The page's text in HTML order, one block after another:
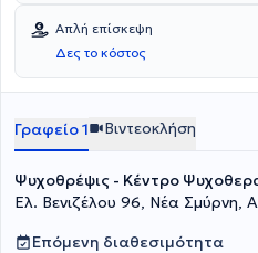
Απλή επίσκεψη
Δες το κόστος
Γραφείο 1 Βιντεοκλήση
Ψυχοθρέψις - Κέντρο
Ελ. Βενιζέλου 96, Νέα Σμύρνη,
Επόμενη διαθεσιμότητα